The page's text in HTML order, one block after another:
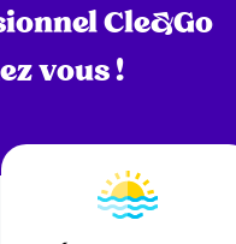
Cle&Go
vous !